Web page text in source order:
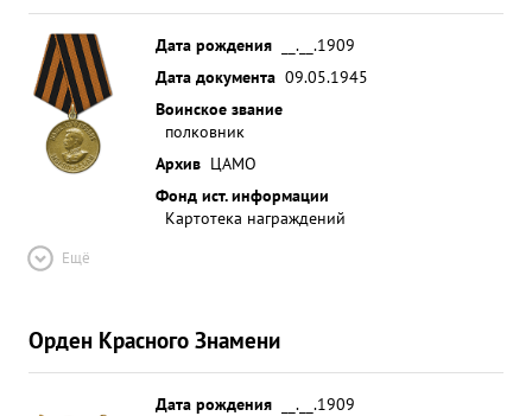
Дата рождения
__.__.1909
Дата документа 09.05.1945
Воинское звание
полковник
Архив ЦАМО
Фонд ист. информации
Картотека награждений
Ещё
Орден Красного Знамени
Дата рождения
__.__.1909